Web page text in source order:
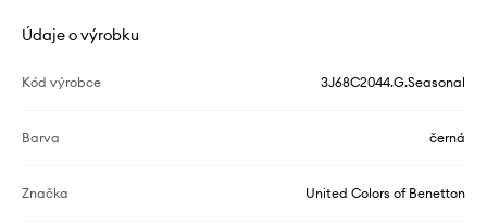
Údaje o výrobku
Kód výrobce 3J68C2044.G.Seasonal
Barva černá
Značka United Colors of Benetton